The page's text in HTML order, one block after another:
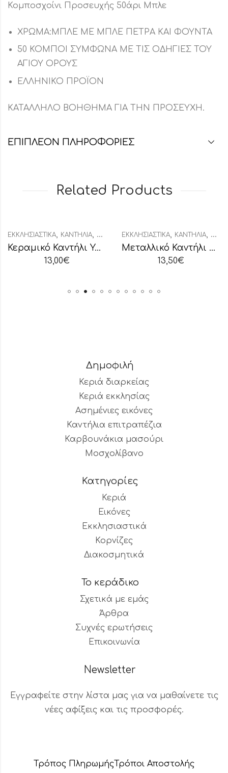
Κομποσχοίνι Προσευχής 50άρι Μπλε
ΧΡΩΜΑ:ΜΠΛΕ ΜΕ ΜΠΛΕ ΠΕΤΡΑ ΚΑΙ ΦΟΥΝΤΑ
50 ΚΟΜΠΟΙ ΣΥΜΦΩΝΑ ΜΕ ΤΙΣ ΟΔΗΓΙΕΣ ΤΟΥ
ΑΓΙΟΥ ΟΡΟΥΣ
ΕΛΛΗΝΙΚΟ ΠΡΟΪΟΝ
ΚΑΤΑΛΛΗΛΟ ΒΟΗΘΗΜΑ ΓΙΑ ΤΗΝ ΠΡΟΣΕΥΧΗ.
ΕΠΙΠΛΈΟΝ ΠΛΗΡΟΦΟΡΊΕΣ
Related Products
ΕΚΚΛΗΣΙΑΣΤΙΚΆ, ΚΑΝΤΉΛΙΑ, ΚΑΝΤΉΛΙΑ ΚΕΡΑΜΙΚΆ
Κεραμικό Καντήλι Υαλομένο με Ελιές Μεγάλο
13,00€
ΕΚΚΛΗΣΙΑΣΤΙΚΆ, ΚΑΝΤΉΛΙΑ,
Μεταλλικό Καντήλι με Σταυρό
13,50€
Δημοφιλή
Κεριά διαρκείας
Κεριά εκκλησίας
Ασημένιες εικόνες
Καντήλια επιτραπέζια
Καρβουνάκια μασούρι
Μοσχολίβανο
Κατηγορίες
Κεριά
Εικόνες
Εκκλησιαστικά
Κορνίζες
Διακοσμητικά
Το κεράδικο
Σχετικά με εμάς
Άρθρα
Συχνές ερωτήσεις
Επικοινωνία
Newsletter
Εγγραφείτε στην λίστα μας για να μαθαίνετε τις
νέες αφίξεις και τις προσφορές.
Τρόπος Πληρωμής Τρόποι Αποστολής